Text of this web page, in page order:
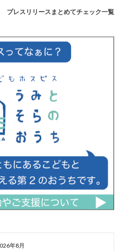
プレスリリースまとめてチェック一覧
年8月